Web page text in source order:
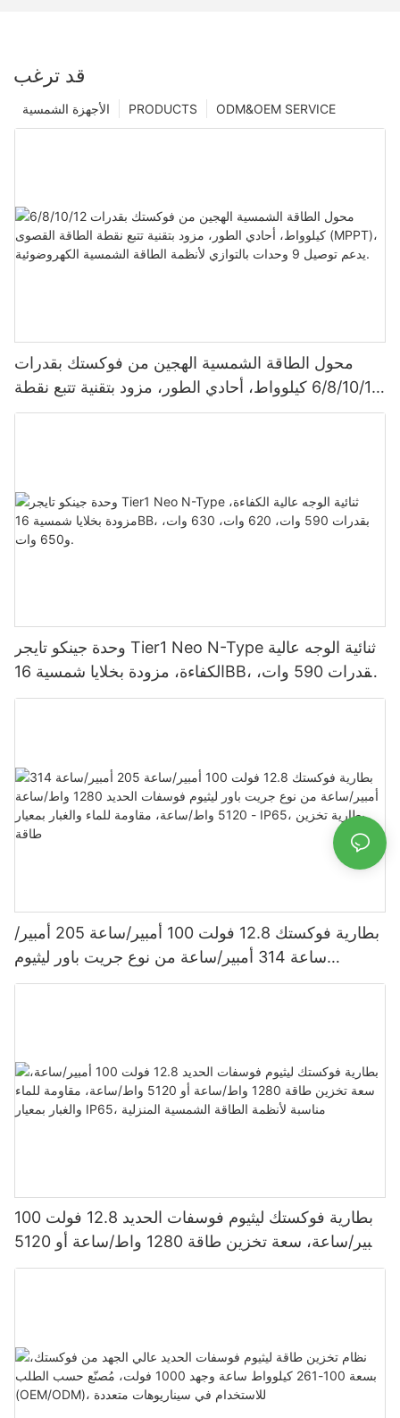
قد ترغب
ODM&OEM SERVICE
PRODUCTS الأجهزة الشمسية
محول الطاقة الشمسية الهجين من فوكستك بقدرات
6/8/10/12 كيلوواط، أحادي الطور، مزود بتقنية تتبع نقطة
الطاقة القصوى (MPPT)، يدعم توصيل 9 وحدات بالتوازي
وحدة جينكو تايجر Tier1 Neo N-Type ثنائية الوجه عالية
الكفاءة، مزودة بخلايا شمسية 16BB، بقدرات 590 وات،
620 وات، 630 وات، و650 وات.
بطارية فوكستك 12.8 فولت 100 أمبير/ساعة 205 أمبير/
ساعة 314 أمبير/ساعة من نوع جريت باور ليثيوم
فوسفات الحديد 1280 واط/ساعة - 5120 واط/ساعة،
بطارية فوكستك ليثيوم فوسفات الحديد 12.8 فولت 100
أمبير/ساعة، سعة تخزين طاقة 1280 واط/ساعة أو 5120
واط/ساعة، مقاومة للماء والغبار بمعيار IP65، مناسبة